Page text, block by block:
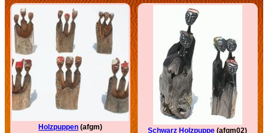
Holzpuppen (afgm)
Schwarz Holzpuppe (afgm02)